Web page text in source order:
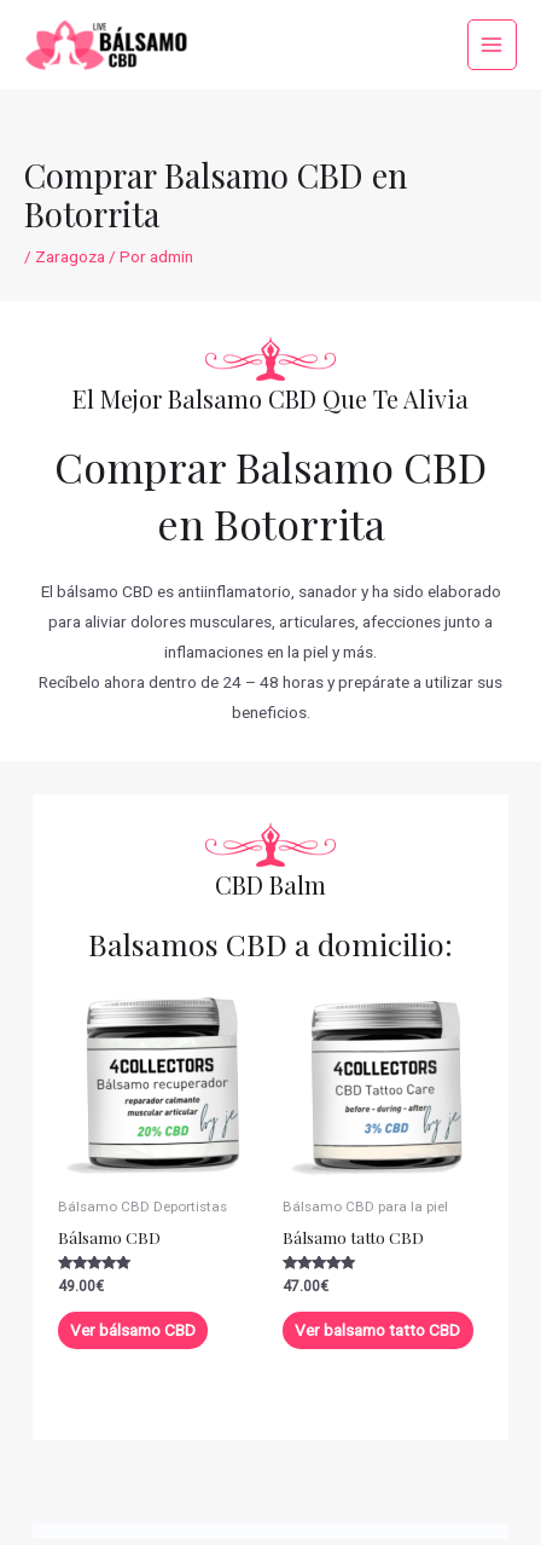
contenido
Main
Comprar Balsamo CBD en
Botorrita
/ Zaragoza / Poradmin
El Mejor Balsamo CBD Que Te Alivia
Comprar Balsamo CBD
en Botorrita
El bálsamo CBD es antiinflamatorio, sanador y ha sido elaborado
para aliviar dolores musculares, articulares, afecciones junto a
inflamaciones en la piel y más.
Recíbelo ahora dentro de 24 – 48 horas y prepárate a utilizar sus
beneficios.
CBD Balm
Balsamos CBD a domicilio:
Bálsamo CBD Deportistas
Bálsamo CBD
Valorado con
de 5
49.00€
Ver bálsamo CBD
Bálsamo CBD para la piel
Bálsamo tatto CBD
Valorado con
de 5
47.00€
Ver balsamo tatto CBD